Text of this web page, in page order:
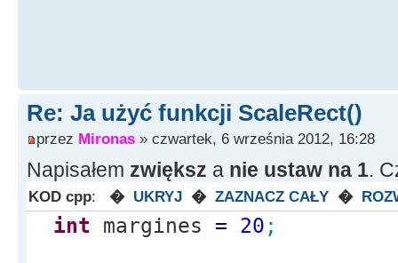
Re: Ja użyć funkcji ScaleRect()
przez Mironas » czwartek, 6 września 2012, 16:28
Napisałem zwiększ a nie ustaw na 1.
KOD cpp: � UKRYJ � ZAZNACZ CAŁY �
int margines = 20 ;